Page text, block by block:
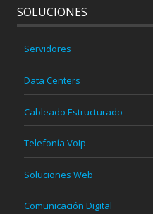
SOLUCIONES
Servidores
Data Centers
Cableado Estructurado
Telefonía VoIp
Soluciones Web
Comunicación Digital